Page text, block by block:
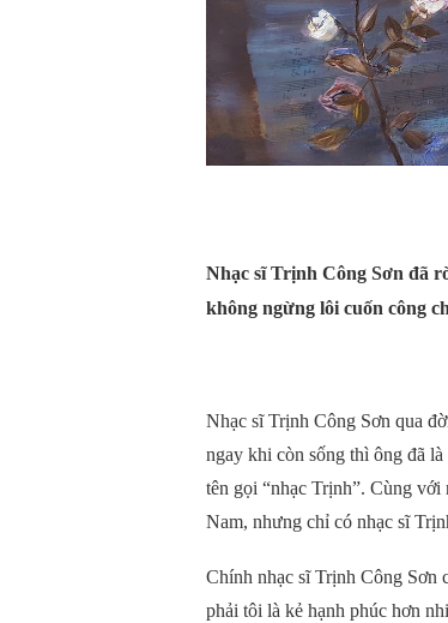
Nhạc sĩ Trịnh Công Sơn đã
không ngừng lôi cuốn công
Nhạc sĩ Trịnh Công Sơn qua
ngay khi còn sống thì ông đã
tên gọi “nhạc Trịnh”. Cùng
Nam, nhưng chỉ có nhạc sĩ
Chính nhạc sĩ Trịnh Công Sơn
phải tôi là kẻ hạnh phúc hơn